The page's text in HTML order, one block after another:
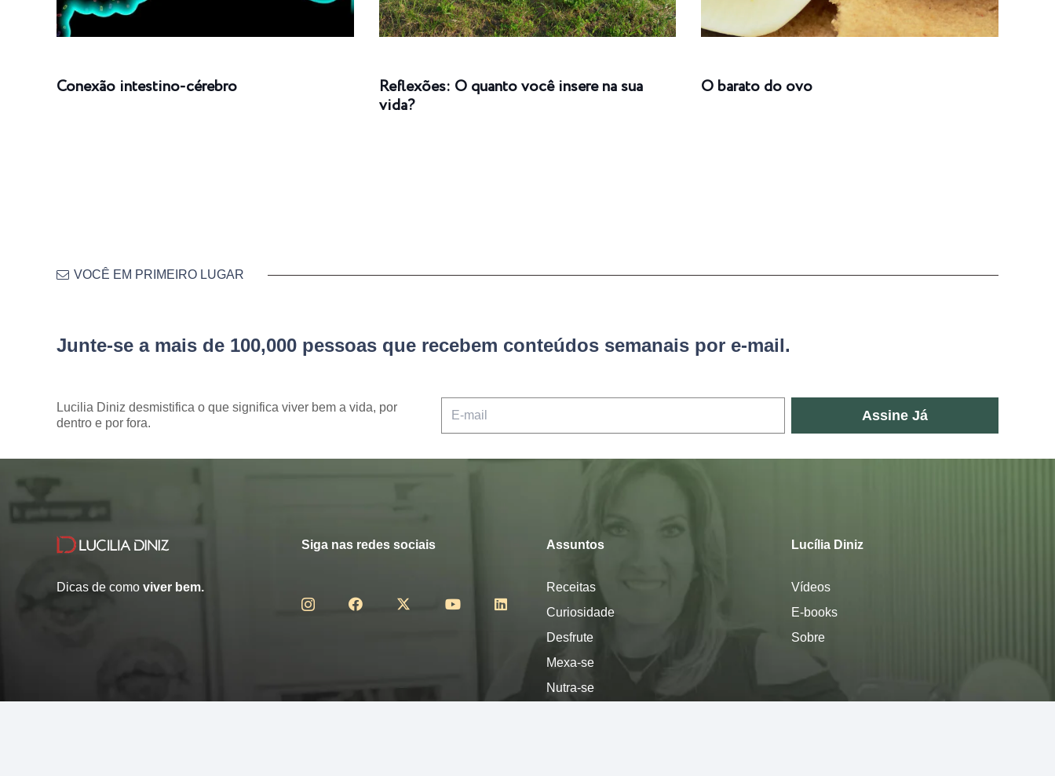
Conexão intestino-cérebro
Reflexões: O quanto você insere na sua
vida?
O barato do ovo
VOCÊ EM PRIMEIRO LUGAR
Junte-se a mais de 100,000 pessoas que recebem conteúdos semanais por e-mail.
Lucilia Diniz desmistifica o que significa viver bem a vida, por
dentro e por fora.
Assine Já
Dicas de como viver bem.
Siga nas redes sociais Assuntos
Receitas
Curiosidade
Desfrute
Mexa-se
Nutra-se
Lucília Diniz
Vídeos
E-books
Sobre